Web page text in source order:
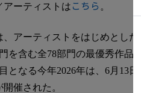
アーティストは こちら 。
、アーティストをはじめとし
を含む全78部門の最優秀作品
となる今年2026年は、6月13
催された。